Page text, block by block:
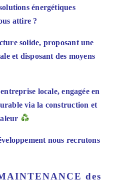
énergétiques
attire ?
solide, proposant une
et disposant des moyens
locale, engagée en
via la construction et
nous recrutons
des